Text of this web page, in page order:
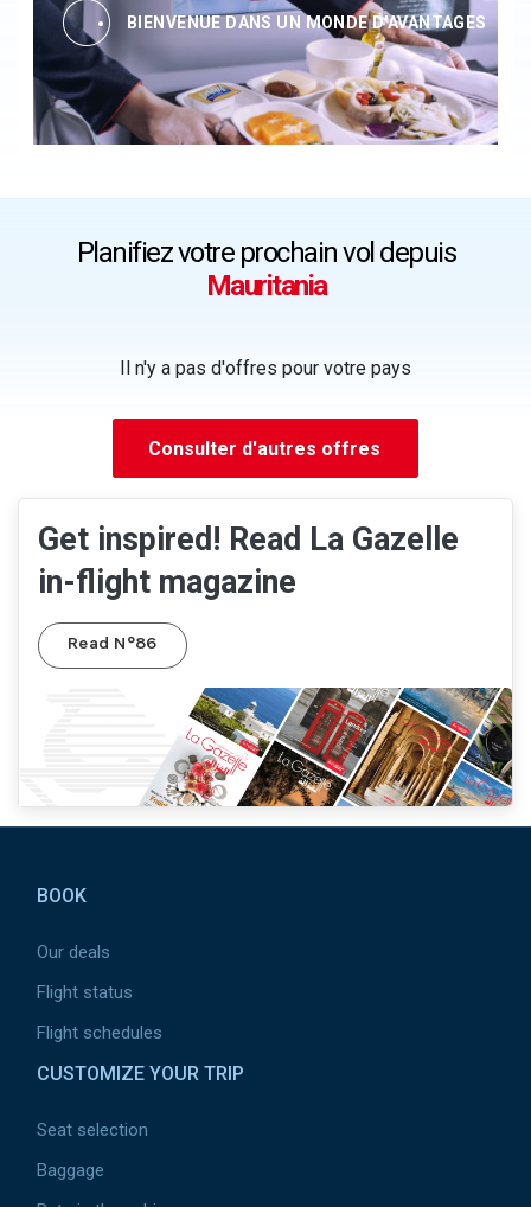
BIENVENUE DANS UN MONDE D'AVANTAGES
Planifiez votre prochain vol depuis
Mauritania
Il n'y a pas d'offres pour votre pays
Consulter d'autres offres
Get inspired! Read La Gazelle
in-flight magazine
Read N°86
BOOK
Our deals
Flight status
Flight schedules
CUSTOMIZE YOUR TRIP
Seat selection
Baggage